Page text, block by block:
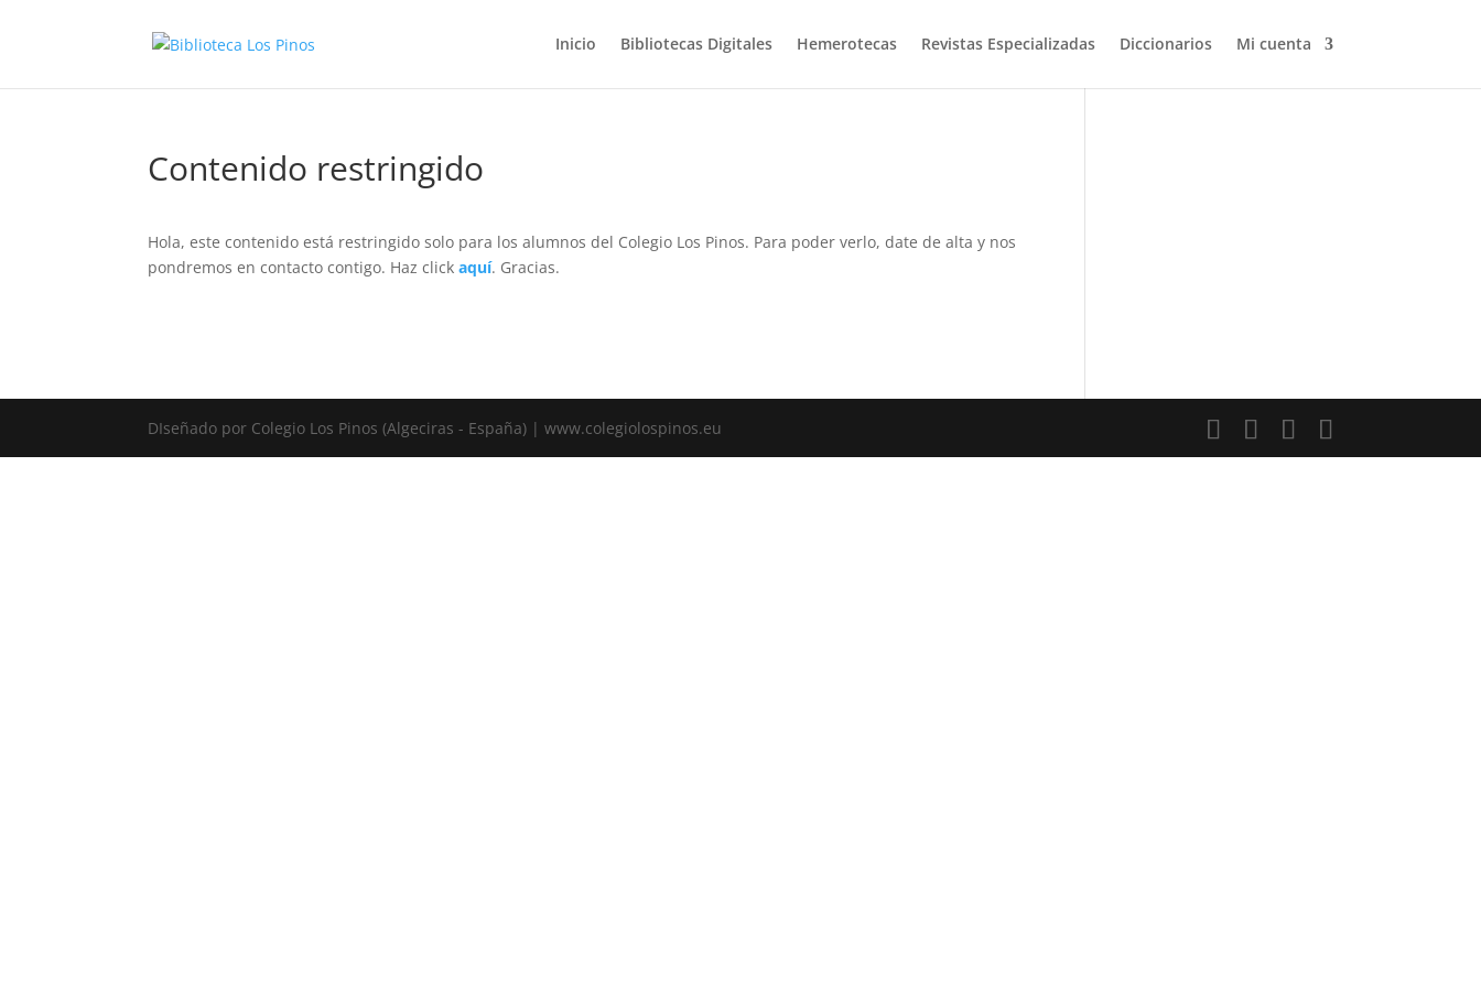
Inicio Bibliotecas Digitales Hemerotecas Revistas Especializadas Diccionarios Mi cuenta
Contenido restringido
Hola, este contenido está restringido solo para los alumnos del Colegio Los Pinos. Para poder verlo, date de alta y nos
pondremos en contacto contigo. Haz clickaquí. Gracias.
DIseñado por Colegio Los Pinos (Algeciras - España) | www.colegiolospinos.eu